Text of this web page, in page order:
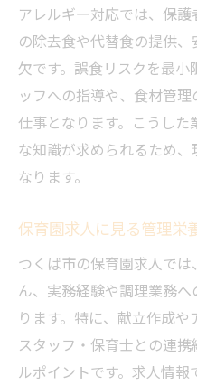
アレルギー対応では、保
の除去食や代替食の提供
欠です。誤食リスクを最
ッフへの指導や、食材管
仕事となります。こうし
な知識が求められるため
なります。
保育園求人に見る管理栄
つくば市の保育園求人で
ん、実務経験や調理業務
ります。特に、献立作成
スタッフ・保育士との連
ルポイントです。求人情